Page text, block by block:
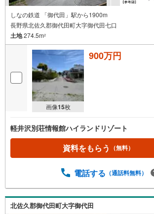
しなの鉄道 「御代田」駅から1900m
長野県北佐久郡御代田町大字御代田七口
土地274.5m2
画像15枚
900万円
軽井沢別荘情報館ハイランドリゾート
資料をもらう （無料）
電話する （通話料無料）
北佐久郡御代田町大字御代田